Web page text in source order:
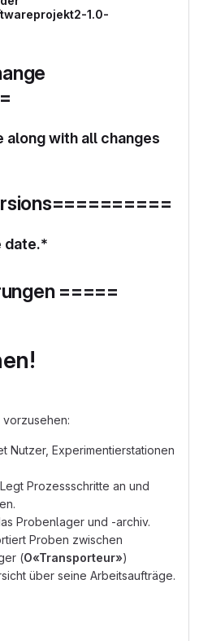
1.0-
along with all changes
date.*
=====
Nutzer, Experimentierstationen
Prozessschritte an und
Probenlager und -archiv.
Proben zwischen
(O«Transporteur»)
über seine Arbeitsaufträge.